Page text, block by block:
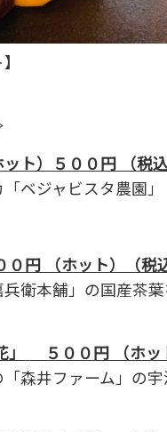
ト）５００円 （税込
ベジャビスタ農園」
円 （ホット）（税
衛本舗」の国産茶葉
５００円 （ホッ
森井ファーム」の宇